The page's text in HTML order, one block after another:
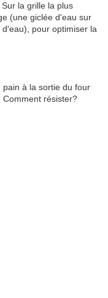
la grille la plus
(une giclée d'eau sur
pour optimiser la
à la sortie du four
résister?